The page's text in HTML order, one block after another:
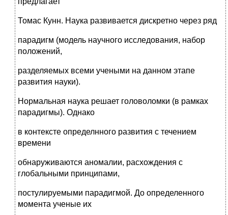
Томас Кунн. Наука развивается дискретно через ряд
парадигм (модель научного исследования, набор
положений,
разделяемых всеми учеными на данном этапе
развития науки).
Нормальная наука решает головоломки (в рамках
парадигмы). Однако
в контексте определнного развития с течением
времени
обнаруживаются аномалии, расхождения с
глобальными принципами,
постулируемыми парадигмой. До определенного
момента ученые их